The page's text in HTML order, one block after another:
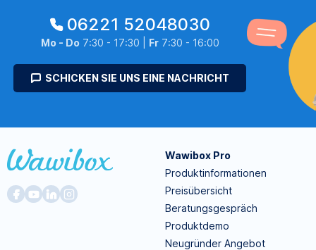
06221 52048030
Mo - Do 7:30 - 17:30 | Fr7:30 - 16:00
SCHICKEN SIE UNS EINE NACHRICHT
Wawibox Pro
Produktinformationen
Preisübersicht
Beratungsgespräch
Produktdemo
Neugründer Angebot